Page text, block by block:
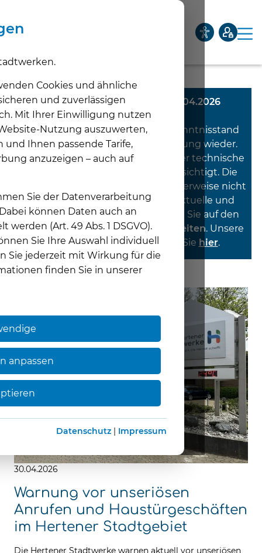
Cookies und ähnliche
und zuverlässigen
Mit Ihrer Einwilligung nutzen
Nutzung auszuwerten,
Ihnen passende Tarife,
anzuzeigen – auch auf
Sie der Datenverarbeitung
können Daten auch an
(Art. 49 Abs. 1 DSGVO).
Sie Ihre Auswahl individuell
Sie jederzeit mit Wirkung für die
finden Sie in unserer
anpassen
Datenschutz | Impressum
Privatkunden Geschäftskunden
Unternehmen
Aktuelles
Diese Meldung wurde am 30.04.2026
veröffentlicht.
Sie gibt den Informations- und Kenntnisstand
zum Zeitpunkt ihrer Veröffentlichung wieder.
Spätere tatsächliche, rechtliche oder technische
Entwicklungen sind nicht berücksichtigt. Die
Inhalte entsprechen daher möglicherweise nicht
mehr den aktuellen Vorgaben. Aktuelle und
verbindliche Informationen finden Sie auf den
jeweiligen Produkt- und Themenseiten. Unsere
aktuellen Meldungenfinden Sie hier.
30.04.2026
Warnung vor unseriösen
Anrufen und Haustürgeschäften
im Hertener Stadtgebiet
Die Hertener Stadtwerke warnen aktuell vor unseriösen